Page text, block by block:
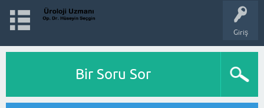
Giriş
Bir Soru Sor